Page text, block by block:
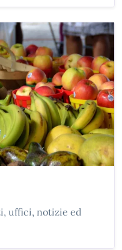
uffici, notizie ed